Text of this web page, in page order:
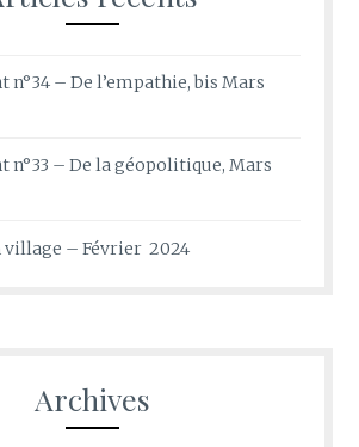
n°34 – De l’empathie, bis Mars
n°33 – De la géopolitique, Mars
village – Février 2024
Archives